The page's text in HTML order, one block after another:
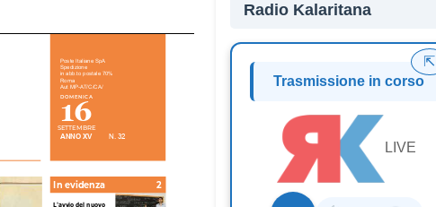
Radio Kalaritana
Trasmissione in corso
LIVE
⇱